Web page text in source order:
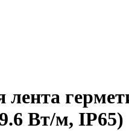
лента
Вт/м, IP65)